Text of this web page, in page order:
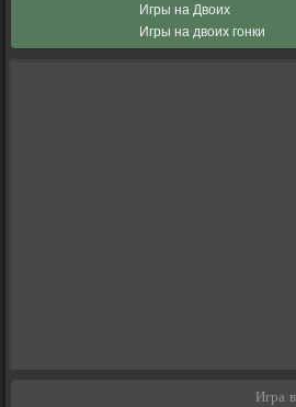
Игры на Двоих
Игры на двоих гонки
Игра